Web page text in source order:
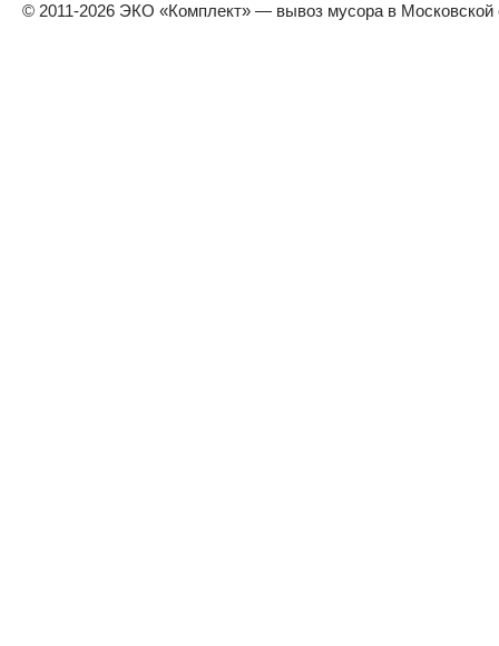
© 2011-2026 ЭКО «Комплект» — вывоз мусора в Московской